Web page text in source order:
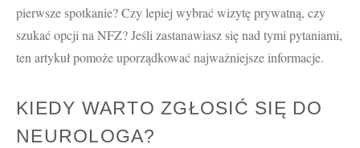
pierwsze spotkanie? Czy lepiej wybrać wizytę prywatną, czy
szukać opcji na NFZ? Jeśli zastanawiasz się nad tymi pytaniami,
ten artykuł pomoże uporządkować najważniejsze informacje.
KIEDY WARTO ZGŁOSIĆ SIĘ DO
NEUROLOGA?